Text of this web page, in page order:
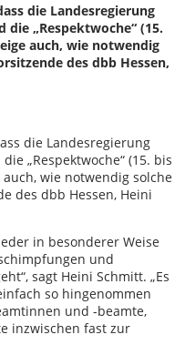
die Landesregierung
die „Respektwoche“ (15.
auch, wie notwendig
des dbb Hessen,
die Landesregierung
„Respektwoche“ (15. bis
wie notwendig solche
des dbb Hessen, Heini
in besonderer Weise
und
sagt Heini Schmitt. „Es
so hingenommen
und -beamte,
inzwischen fast zur